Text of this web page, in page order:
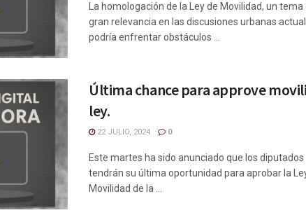
La homologación de la Ley de Movilidad, un tema
gran relevancia en las discusiones urbanas
podría enfrentar obstáculos ...
Última chance para approve
ley.
22 JULIO, 2024 0
Este martes ha sido anunciado que los diputados
tendrán su última oportunidad para aprobar la
Movilidad de la ...